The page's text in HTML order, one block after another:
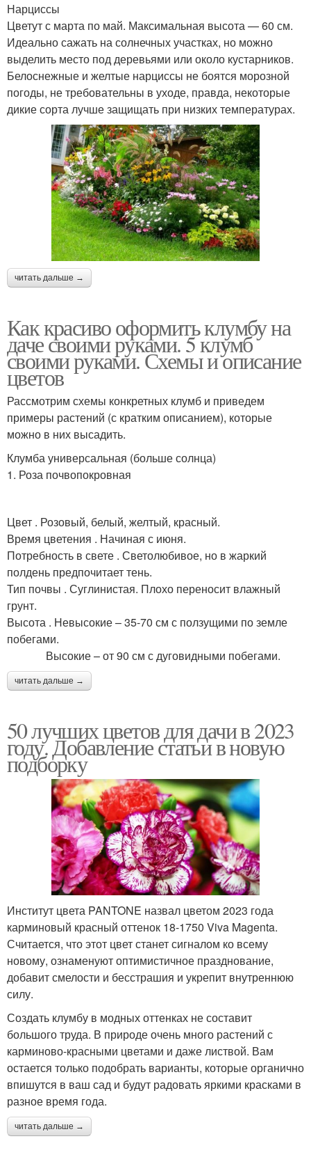
Нарциссы
Цветут с марта по май. Максимальная высота — 60 см.
Идеально сажать на солнечных участках, но можно
выделить место под деревьями или около кустарников.
Белоснежные и желтые нарциссы не боятся морозной
погоды, не требовательны в уходе, правда, некоторые
дикие сорта лучше защищать при низких температурах.
читать дальше →
Как красиво оформить клумбу на
даче своими руками. 5 клумб
своими руками. Схемы и описание
цветов
Рассмотрим схемы конкретных клумб и приведем
примеры растений (с кратким описанием), которые
можно в них высадить.
Клумба универсальная (больше солнца)
1. Роза почвопокровная
Цвет . Розовый, белый, желтый, красный.
Время цветения . Начиная с июня.
Потребность в свете . Светолюбивое, но в жаркий
полдень предпочитает тень.
Тип почвы . Суглинистая. Плохо переносит влажный
грунт.
Высота . Невысокие – 35-70 см с ползущими по земле
побегами.
Высокие – от 90 см с дуговидными побегами.
читать дальше →
50 лучших цветов для дачи в 2023
году. Добавление статьи в новую
подборку
Институт цвета PANTONE назвал цветом 2023 года
карминовый красный оттенок 18-1750 Viva Magenta.
Считается, что этот цвет станет сигналом ко всему
новому, ознаменуют оптимистичное празднование,
добавит смелости и бесстрашия и укрепит внутреннюю
силу.
Создать клумбу в модных оттенках не составит
большого труда. В природе очень много растений с
карминово-красными цветами и даже листвой. Вам
остается только подобрать варианты, которые органично
впишутся в ваш сад и будут радовать яркими красками в
разное время года.
читать дальше →